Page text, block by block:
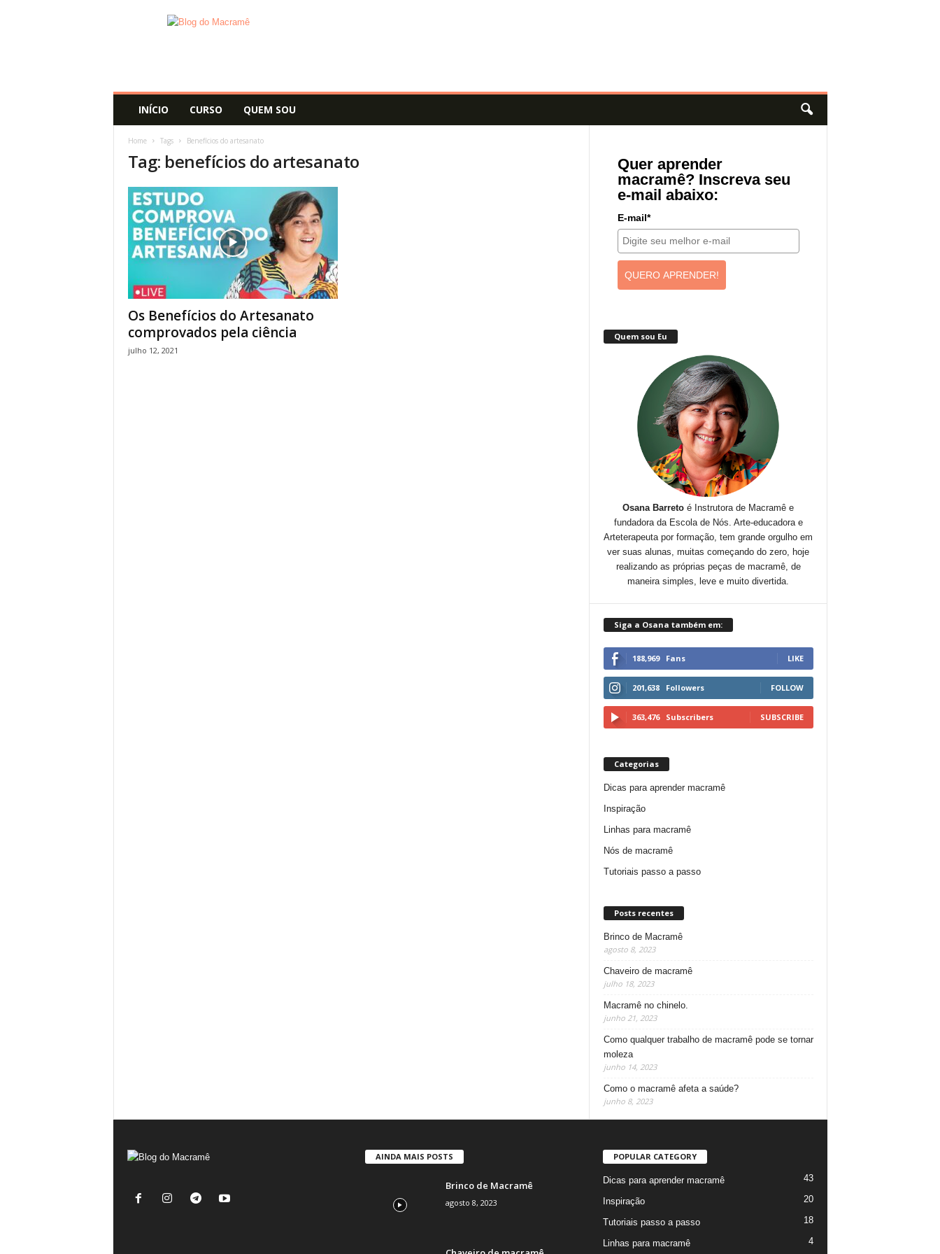
INÍCIO CURSO QUEM SOU
Home Tags Benefícios do artesanato
Tag: benefícios do artesanato
Os Benefícios do Artesanato
comprovados pela ciência
julho 12, 2021
Quer aprender
macramê? Inscreva seu
e-mail abaixo:
E-mail*
QUERO APRENDER!
Quem sou Eu
Osana Barreto é Instrutora de Macramê e
fundadora da Escola de Nós. Arte-educadora e
Arteterapeuta por formação, tem grande orgulho em
ver suas alunas, muitas começando do zero, hoje
realizando as próprias peças de macramê, de
maneira simples, leve e muito divertida.
Siga a Osana também em:
188,969 Fans LIKE
201,638 Followers FOLLOW
363,476 Subscribers SUBSCRIBE
Categorias
Dicas para aprender macramê
Inspiração
Linhas para macramê
Nós de macramê
Tutoriais passo a passo
Posts recentes
Brinco de Macramê
agosto 8, 2023
Chaveiro de macramê
julho 18, 2023
Macramê no chinelo.
junho 21, 2023
Como qualquer trabalho de macramê pode se tornar
moleza
junho 14, 2023
Como o macramê afeta a saúde?
junho 8, 2023
AINDA MAIS POSTS
Brinco de Macramê
agosto 8, 2023
POPULAR CATEGORY
Dicas para aprender macramê 43
Inspiração 20
Tutoriais passo a passo 18
Linhas para macramê 4